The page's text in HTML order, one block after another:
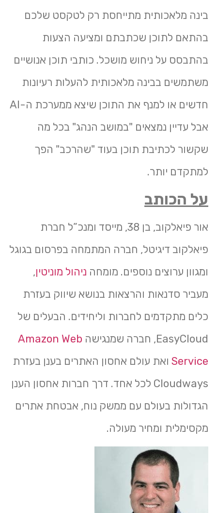
בינה מלאכותית מתייחסת רק לטקסט שלכם
בהתאם לתוכן שכתבתם ומציעה הצעות
בהתבסס על ניחוש מושכל. כותבי תוכן אנושיים
משתמשים בבינה מלאכותית להעלות רעיונות
חדשים או למנף את התוכן שיצא ממערכת ה-AI
אבל עדיין נמצאים "במושב הנהג" בכל מה
שקשור לכתיבת תוכן בעוד "שהרכב" הפך
למתקדם יותר.
על הכותב
אור פיאלקוב, בן 38, מייסד ומנכ”ל חברת
פיאלקוב דיגיטל, חברה המתמחה בפרסום בגוגל
ומגוון ערוצים נוספים. מומחה ניהול מוניטין,
מעביר סדנאות והרצאות בנושא שיווק בעזרת
כלים מתקדמים לחברות וליחידים. הבעלים של
EasyCloud, חברה שמנגישה
Amazon Web
Serviceואת עולם אחסון האתרים בענן בעזרת
Cloudways לכל אחד. דרך חברות אחסון הענן
הגדולות בעולם עם ממשק נוח, אבטחת אתרים
מקסימלית ומחיר מעולה.